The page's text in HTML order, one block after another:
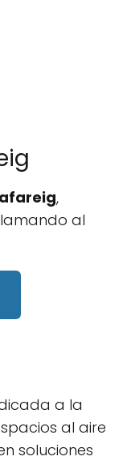
,
al
a la
al aire
soluciones